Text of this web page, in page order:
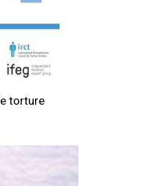
torture